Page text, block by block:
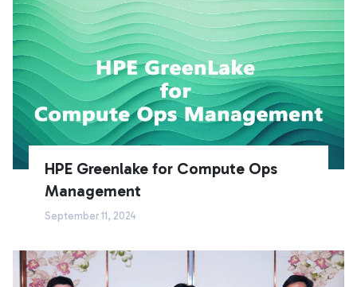
HPE Greenlake for Compute Ops
Management
September 11, 2024